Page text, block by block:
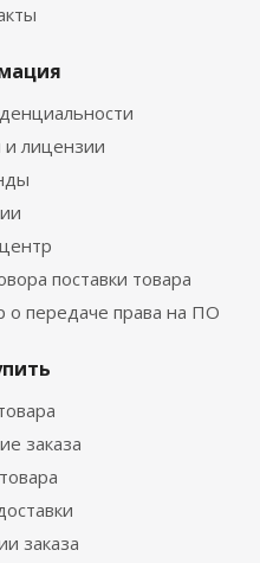
лицензии
поставки товара
о передаче права на ПО
заказа
заказа